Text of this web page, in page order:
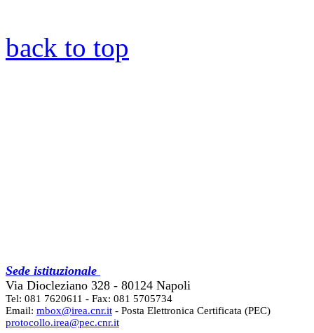
back to top
Sede istituzionale
Via Diocleziano 328 - 80124 Napoli
Tel: 081 7620611 - Fax: 081 5705734
Email: mbox@irea.cnr.it - Posta Elettronica Certificata (PEC)
protocollo.irea@pec.cnr.it